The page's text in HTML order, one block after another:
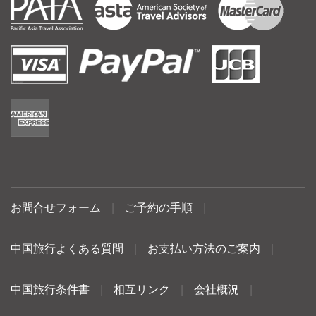
お問合せフォーム ご予約の手順
中国旅行よくある質問 お支払い方法のご案内
中国旅行条件書 相互リンク 会社概況